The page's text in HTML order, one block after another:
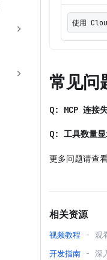
使用
常见问
Q: MCP 连接
Q: 工具数量
更多问题请查看
相关资源
视频教程 - 观
开发指南 - 深